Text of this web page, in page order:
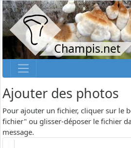
Champis.net
Ajouter des photos
Pour ajouter un fichier, cliquer sur le
fichier" ou glisser-déposer le fichier
message.